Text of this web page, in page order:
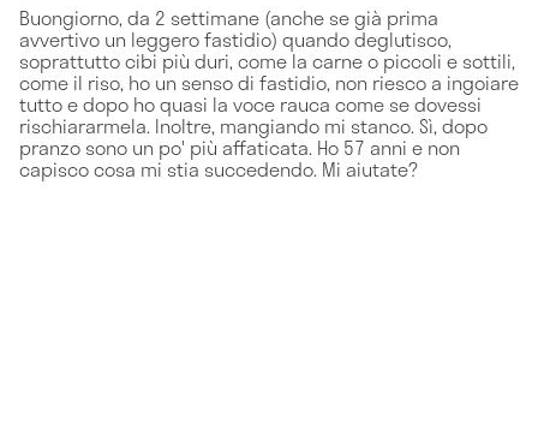
Buongiorno, da 2 settimane (anche se già prima
avvertivo un leggero fastidio) quando deglutisco,
soprattutto cibi più duri, come la carne o piccoli e sottili,
come il riso, ho un senso di fastidio, non riesco a ingoiare
tutto e dopo ho quasi la voce rauca come se dovessi
rischiararmela. Inoltre, mangiando mi stanco. Sì, dopo
pranzo sono un po' più affaticata. Ho 57 anni e non
capisco cosa mi stia succedendo. Mi aiutate?